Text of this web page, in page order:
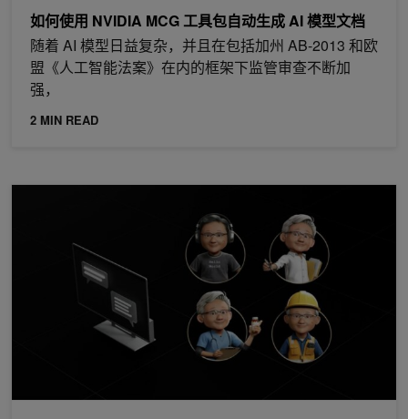
如何使用 NVIDIA MCG 工具包自动生成 AI 模型文档
随着 AI 模型日益复杂，并且在包括加州 AB-2013 和欧
盟《人工智能法案》在内的框架下监管审查不断加
强，
2 MIN READ
NVIDIA 认证的智能体技能为 AI 智能体提供能力治理